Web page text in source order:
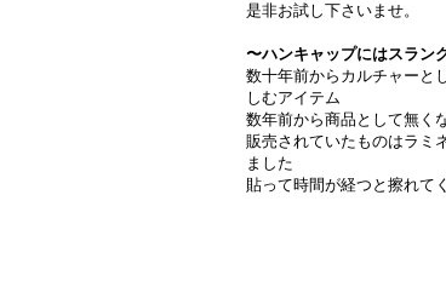
是非お試し下さいませ。
〜ハンキャップにはスラン
数十年前からカルチャーと
しむアイテム
数年前から商品として無く
販売されていたものはラミ
ました
貼って時間が経つと擦れて